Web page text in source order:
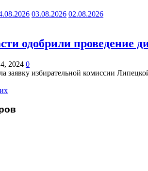
03.08.2026 02.08.2026
одобрили проведение
2024 0
заявку избирательной комиссии